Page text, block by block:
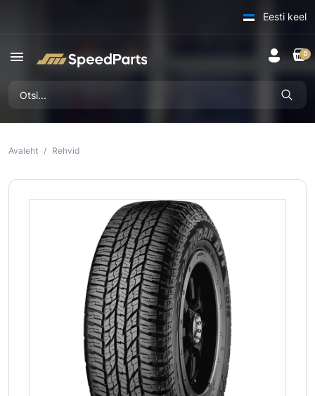
Eesti keel
menu 0
Avaleht Rehvid